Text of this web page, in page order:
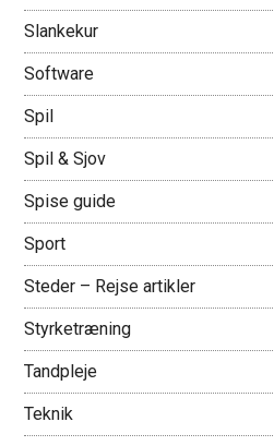
Slankekur
Software
Spil
Spil & Sjov
Spise guide
Sport
Steder – Rejse artikler
Styrketræning
Tandpleje
Teknik